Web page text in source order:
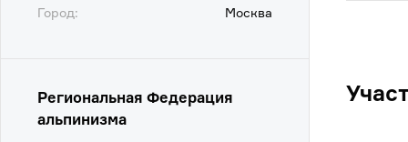
Город: Москва
Региональная Федерация
альпинизма